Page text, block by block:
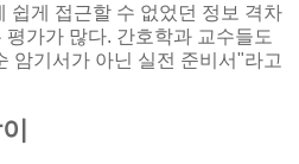
쉽게 접근할 수 없었던 정보 격차
가가 많다. 간호학과 교수들도
암기서가 아닌 실전 준비서"라고